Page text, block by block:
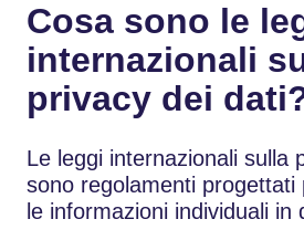
Cosa sono le
internazionali
privacy dei
Le leggi internazionali sulla
sono regolamenti progettati
le informazioni individuali in